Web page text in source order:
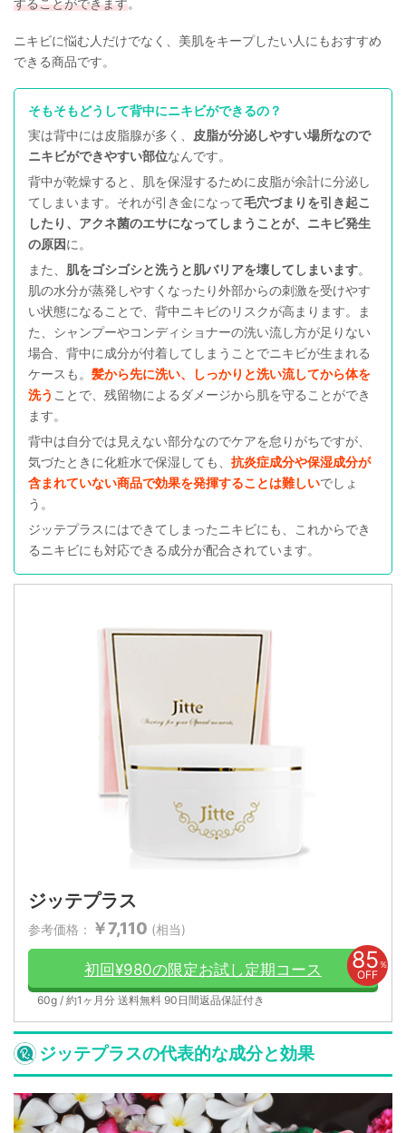
ニキビに悩む人だけでなく、美肌をキープしたい人にもおすすめ
できる商品です。
そもそもどうして背中にニキビができるの？
実は背中には皮脂腺が多く、
皮脂が分泌しやすい場所なので
ニキビができやすい部位なんです。
背中が乾燥すると、肌を保湿するために皮脂が余計に分泌し
てしまいます。それが引き金になって毛穴づまりを引き起こ
したり、アクネ菌のエサになってしまうことが、ニキビ発生
の原因に。
また、 肌をゴシゴシと洗うと肌バリアを壊してしまいます。
肌の水分が蒸発しやすくなったり外部からの刺激を受けやす
い状態になることで、背中ニキビのリスクが高まります。ま
た、シャンプーやコンディショナーの洗い流し方が足りない
場合、背中に成分が付着してしまうことでニキビが生まれる
ケースも。 髪から先に洗い、しっかりと洗い流してから体を
洗う ことで、残留物によるダメージから肌を守ることができ
ます。
背中は自分では見えない部分なのでケアを怠りがちですが、
気づたときに化粧水で保湿しても、 抗炎症成分や保湿成分が
含まれていない商品で効果を発揮することは難しいでしょ
う。
ジッテプラスにはできてしまったニキビにも、これからでき
るニキビにも対応できる成分が配合されています。
ジッテプラス
参考価格： ￥7,110 (相当)
初回¥980の限定お試し定期コース 85 ％
OFF
60g / 約1ヶ月分 送料無料 90日間返品保証付き
ジッテプラスの代表的な成分と効果